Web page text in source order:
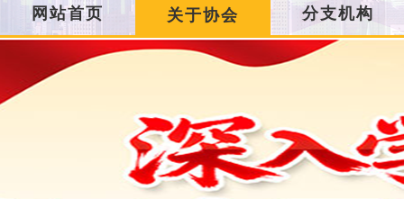
网站首页 关于协会 分支机构